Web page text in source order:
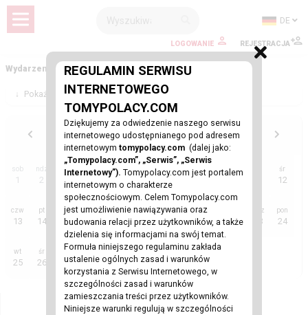
REGULAMIN SERWISU
INTERNETOWEGO
TOMYPOLACY.COM
Dziękujemy za odwiedzenie naszego serwisu
internetowego udostępnianego pod adresem
internetowym tomypolacy.com (dalej jako:
„Tomypolacy.com”, „Serwis”, „Serwis
Internetowy”). Tomypolacy.com jest portalem
internetowym o charakterze
społecznościowym. Celem Tomypolacy.com
jest umożliwienie nawiązywania oraz
budowania relacji przez użytkowników, a także
dzielenia się informacjami na swój temat.
Formuła niniejszego regulaminu zakłada
ustalenie ogólnych zasad i warunków
korzystania z Serwisu Internetowego, w
szczególności zasad i warunków
zamieszczania treści przez użytkowników.
Niniejsze warunki regulują w szczególności
LOGOWANIE REJESTRACJA
DE
Wydarzenia i eventy za granicą
↓ Pokaż Filtry
sierpień 2026
1
sob
2
ndz
3
pon
4
wt
5
śr czw pt sob
9
ndz pon
12
śr
13
czw
14
pt
15
sob
16
ndz
17
pon
18
wt
19
śr
20
czw
21
pt
22 23
ndz
24
pon
25
wt
26
śr
27
czw
28
pt
29
sob
30
ndz
31
pon